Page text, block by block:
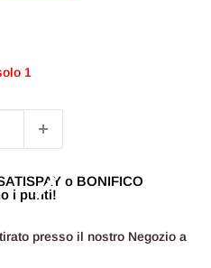
1
o BONIFICO
i punti!
presso il nostro Negozio a